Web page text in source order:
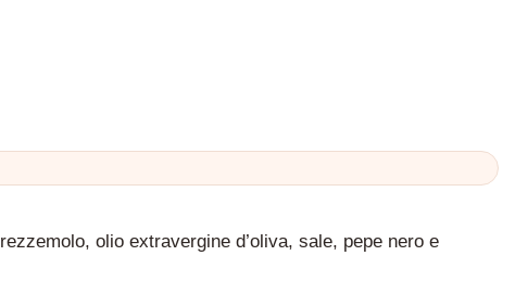
olio extravergine d’oliva, sale, pepe nero e